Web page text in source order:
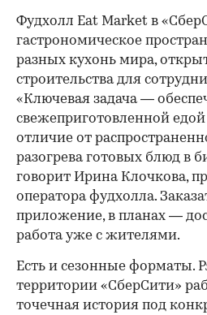
Фудхолл Eat Market в
гастрономическое
разных кухонь мира,
строительства для
«Ключевая задача —
свежеприготовленной
отличие от
разогрева готовых блюд в
говорит Ирина Клочкова,
оператора фудхолла.
приложение, в планах —
работа уже с жителями.
Есть и сезонные форматы.
территории «СберСити»
точечная история под